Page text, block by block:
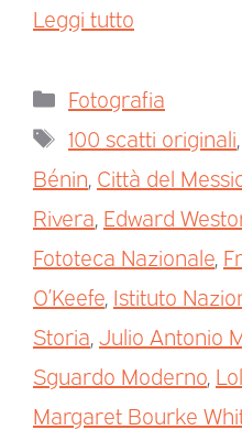
Leggi tutto
Fotografia
100 scatti originali
Bénin Città del
Rivera Edward
Fototeca Nazionale
O’Keefe Istituto
Storia Julio Antonio
Sguardo Moderno
Margaret Bourke